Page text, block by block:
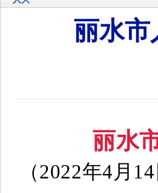
丽水市
丽水
（2022年4月